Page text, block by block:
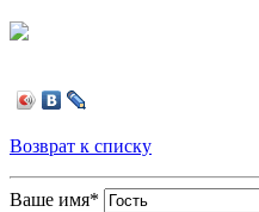
Возврат к списку
Ваше имя*